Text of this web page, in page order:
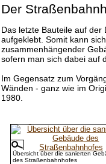
Der
Das letzte Bauteile auf
aufgeklebt. Somit kann
zusammenhängender
sofern man sich dabei auf
Im Gegensatz zum
Wänden - ganz wie im
1980.
Übersicht über die sanierten
des Straßenbahnhofes